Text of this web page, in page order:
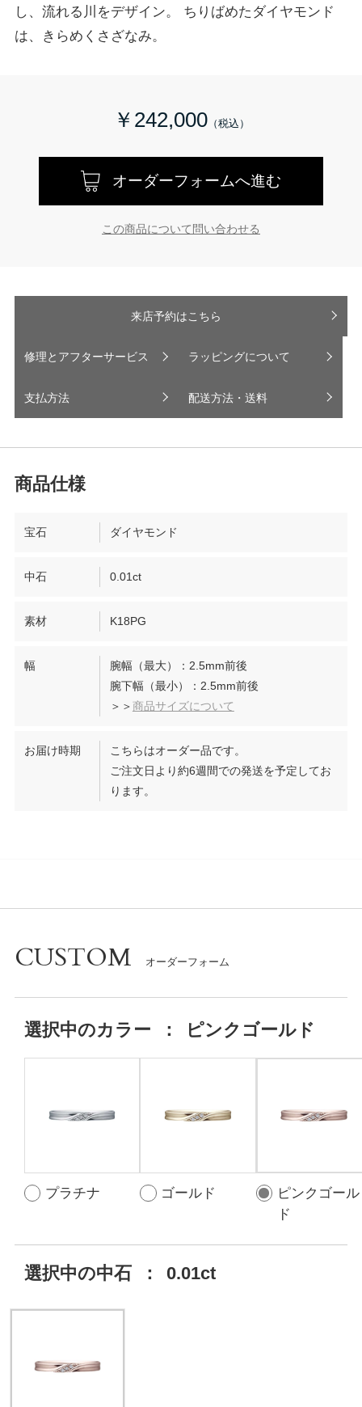
し、流れる川をデザイン。 ちりばめたダイヤモンド
は、きらめくさざなみ。
￥242,000
オーダーフォームへ進む
この商品について問い合わせる
来店予約はこちら
修理とアフターサービス ラッピングについて
支払方法 配送方法・送料
宝石 ダイヤモンド
中石 0.01ct
素材 K18PG
幅
腕幅（最大）：2.5mm前後
腕下幅（最小）：2.5mm前後
＞＞商品サイズについて
お届け時期
こちらはオーダー品です。
ご注文日より約6週間での発送を予定してお
ります。
CUSTOM
選択中のカラー ： ピンクゴールド
プラチナ ゴールド
ピンクゴール
ド
選択中の中石 ： 0.01ct